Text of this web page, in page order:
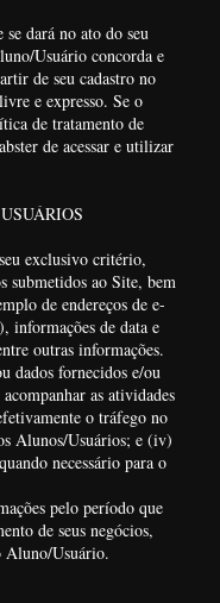
dará no ato do seu
Usuário concorda e
de seu cadastro no
e expresso. Se o
de tratamento de
de acessar e utilizar
exclusivo critério,
submetidos ao Site, bem
de endereços de e-
informações de data e
outras informações.
dados fornecidos e/ou
as atividades
o tráfego no
Alunos/Usuários; e (iv)
necessário para o
pelo período que
de seus negócios,
Aluno/Usuário.